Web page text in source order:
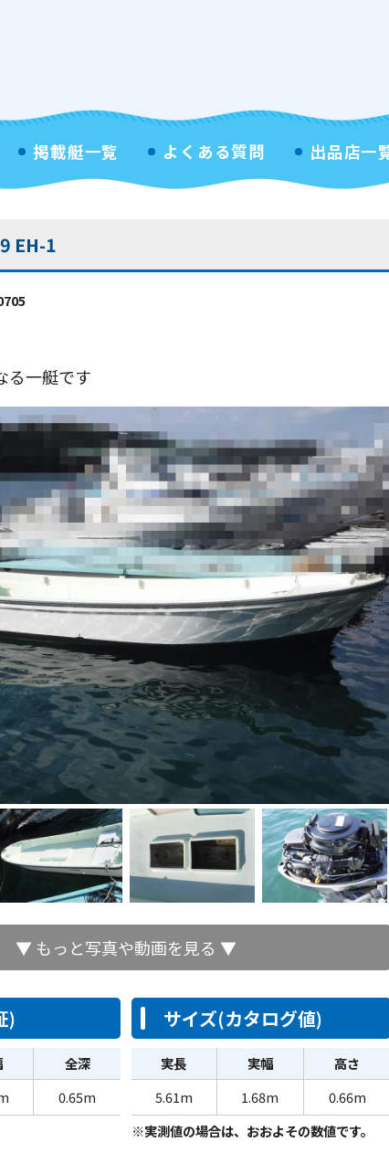
掲載艇一覧 よくある質問 出品店一
EH-1
る一艇です
▼ もっと写真や動画を見る ▼
)
全深
0.65m
サイズ(カタログ値)
実長 実幅
高さ
5.61m
1.68m
0.66m
※実測値の場合は、おおよその数値です。